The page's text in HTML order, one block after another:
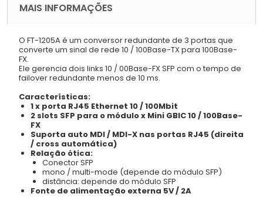
MAIS INFORMAÇÕES
O FT-1205A é um conversor redundante de 3 portas que
converte um sinal de rede 10 / 100Base-TX para 100Base-
FX.
Ele gerencia dois links 10 / 00Base-FX SFP com o tempo de
failover redundante menos de 10 ms.
Características:
1 x porta RJ45 Ethernet 10 / 100Mbit
2 slots SFP para o módulo x Mini GBIC 10 / 100Base-
FX
Suporta auto MDI / MDI-X nas portas RJ45 (direita
/ cross automática)
Relação ótica:
Conector SFP
mono / multi-mode (depende do módulo SFP)
distância: depende do módulo SFP
Fonte de alimentação externa 5V / 2A